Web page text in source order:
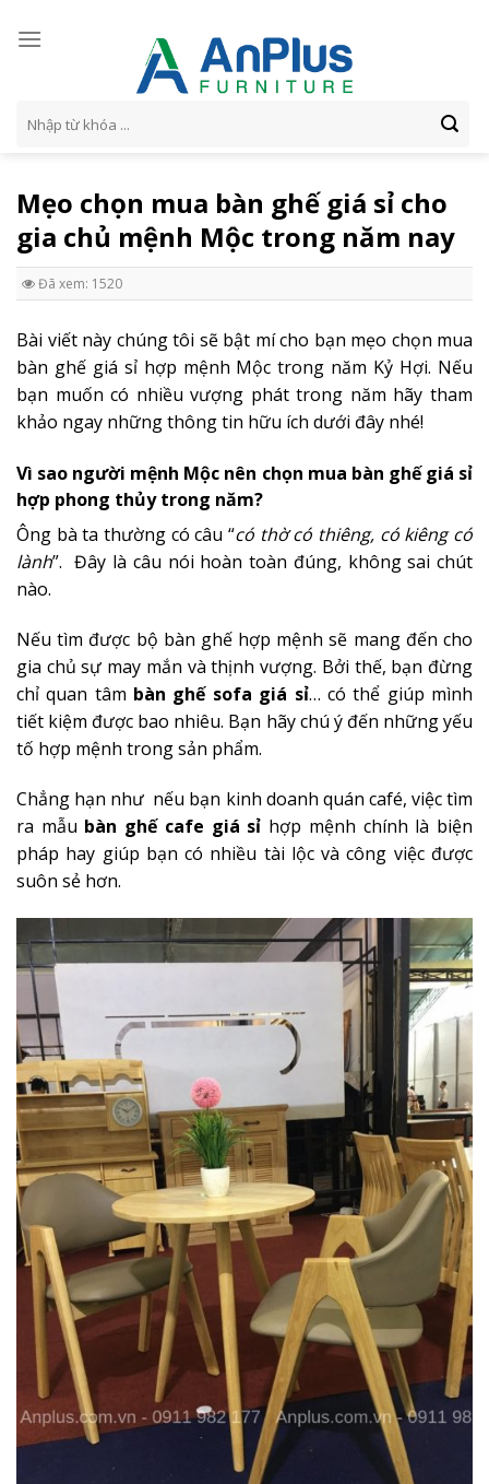
kiếm:
Mẹo chọn mua bàn ghế giá sỉ cho
gia chủ mệnh Mộc trong năm nay
Đã xem: 1520
Bài viết này chúng tôi sẽ bật mí cho bạn mẹo chọn mua
bàn ghế giá sỉ hợp mệnh Mộc trong năm Kỷ Hợi. Nếu
bạn muốn có nhiều vượng phát trong năm hãy tham
khảo ngay những thông tin hữu ích dưới đây nhé!
Vì sao người mệnh Mộc nên chọn mua bàn ghế giá sỉ
hợp phong thủy trong năm?
Ông bà ta thường có câu “có thờ có thiêng, có kiêng có
lành”. Đây là câu nói hoàn toàn đúng, không sai chút
nào.
Nếu tìm được bộ bàn ghế hợp mệnh sẽ mang đến cho
gia chủ sự may mắn và thịnh vượng. Bởi thế, bạn đừng
chỉ quan tâm bàn ghế sofa giá sỉ… có thể giúp mình
tiết kiệm được bao nhiêu. Bạn hãy chú ý đến những yếu
tố hợp mệnh trong sản phẩm.
Chẳng hạn như nếu bạn kinh doanh quán café, việc tìm
ra mẫu bàn ghế cafe giá sỉ hợp mệnh chính là biện
pháp hay giúp bạn có nhiều tài lộc và công việc được
suôn sẻ hơn.